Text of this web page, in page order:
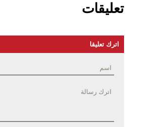
تعليقات
اترك تعليقا